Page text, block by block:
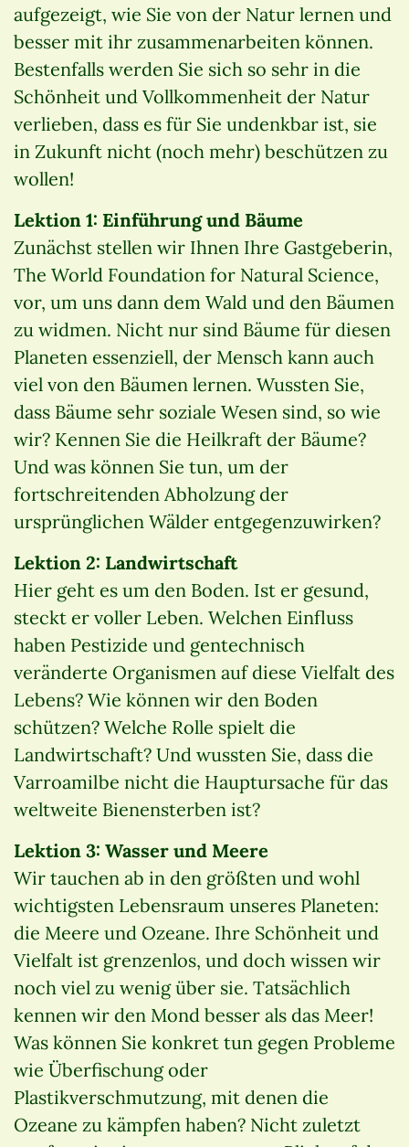
aufgezeigt, wie Sie von der Natur lernen und
besser mit ihr zusammenarbeiten können.
Bestenfalls werden Sie sich so sehr in die
Schönheit und Vollkommenheit der Natur
verlieben, dass es für Sie undenkbar ist, sie
in Zukunft nicht (noch mehr) beschützen zu
wollen!
Lektion 1: Einführung und Bäume
Zunächst stellen wir Ihnen Ihre Gastgeberin,
The World Foundation for Natural Science,
vor, um uns dann dem Wald und den Bäumen
zu widmen. Nicht nur sind Bäume für diesen
Planeten essenziell, der Mensch kann auch
viel von den Bäumen lernen. Wussten Sie,
dass Bäume sehr soziale Wesen sind, so wie
wir? Kennen Sie die Heilkraft der Bäume?
Und was können Sie tun, um der
fortschreitenden Abholzung der
ursprünglichen Wälder entgegenzuwirken?
Lektion 2: Landwirtschaft
Hier geht es um den Boden. Ist er gesund,
steckt er voller Leben. Welchen Einfluss
haben Pestizide und gentechnisch
veränderte Organismen auf diese Vielfalt des
Lebens? Wie können wir den Boden
schützen? Welche Rolle spielt die
Landwirtschaft? Und wussten Sie, dass die
Varroamilbe nicht die Hauptursache für das
weltweite Bienensterben ist?
Lektion 3: Wasser und Meere
Wir tauchen ab in den größten und wohl
wichtigsten Lebensraum unseres Planeten:
die Meere und Ozeane. Ihre Schönheit und
Vielfalt ist grenzenlos, und doch wissen wir
noch viel zu wenig über sie. Tatsächlich
kennen wir den Mond besser als das Meer!
Was können Sie konkret tun gegen Probleme
wie Überfischung oder
Plastikverschmutzung, mit denen die
Ozeane zu kämpfen haben? Nicht zuletzt